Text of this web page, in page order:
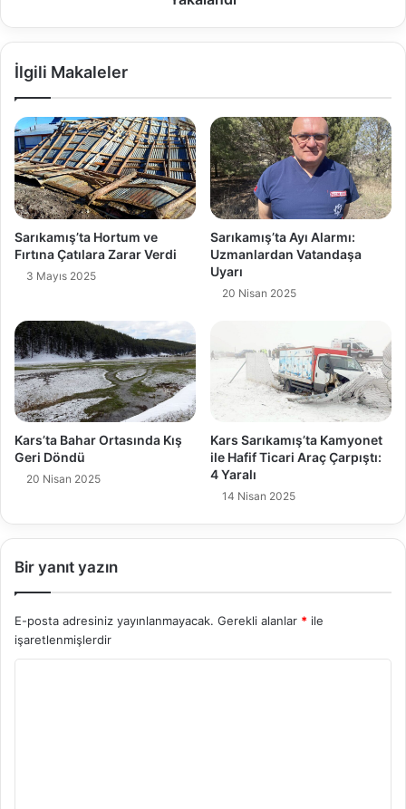
İlgili Makaleler
Sarıkamış’ta Hortum ve
Fırtına Çatılara Zarar Verdi
3 Mayıs 2025
Sarıkamış’ta Ayı Alarmı:
Uzmanlardan Vatandaşa
Uyarı
20 Nisan 2025
Kars’ta Bahar Ortasında Kış
Geri Döndü
20 Nisan 2025
Kars Sarıkamış’ta Kamyonet
ile Hafif Ticari Araç Çarpıştı:
4 Yaralı
14 Nisan 2025
Bir yanıt yazın
E-posta adresiniz yayınlanmayacak. Gerekli alanlar * ile
işaretlenmişlerdir